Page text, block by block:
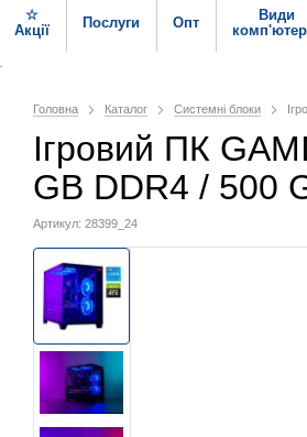
☆
Акції
Послуги Опт
Види
Головна Каталог Системні блоки
Ігровий ПК
GB DDR4 / 500
Артикул: 28399_24